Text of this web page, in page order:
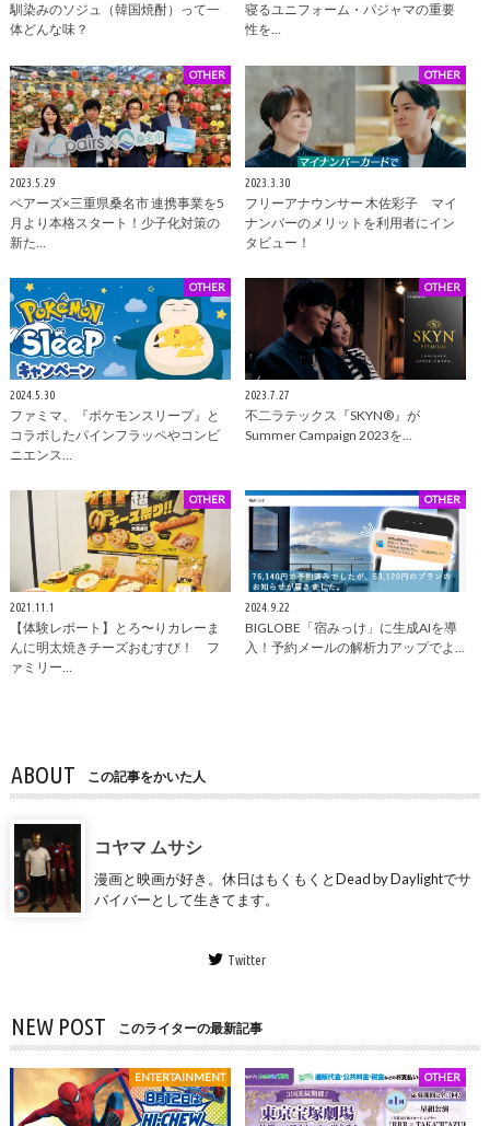
馴染みのソジュ（韓国焼酎）って一
体どんな味？
寝るユニフォーム・パジャマの重要
性を…
OTHER
2023.5.29
ペアーズ×三重県桑名市 連携事業を5
月より本格スタート！少子化対策の
新た…
OTHER
2023.3.30
フリーアナウンサー 木佐彩子 マイ
ナンバーのメリットを利用者にイン
タビュー！
OTHER
2024.5.30
ファミマ、『ポケモンスリープ』と
コラボしたパインフラッペやコンビ
ニエンス…
OTHER
2023.7.27
不二ラテックス『SKYN®』が
Summer Campaign 2023を…
OTHER
2021.11.1
【体験レポート】とろ〜りカレーま
んに明太焼きチーズおむすび！ フ
ァミリー…
OTHER
2024.9.22
BIGLOBE「宿みっけ」に生成AIを導
入！予約メールの解析力アップでよ…
ABOUT この記事をかいた人
コヤマ ムサシ
漫画と映画が好き。休日はもくもくとDead by Daylightでサ
バイバーとして生きてます。
Twitter
NEW POST このライターの最新記事
ENTERTAINMENT OTHER